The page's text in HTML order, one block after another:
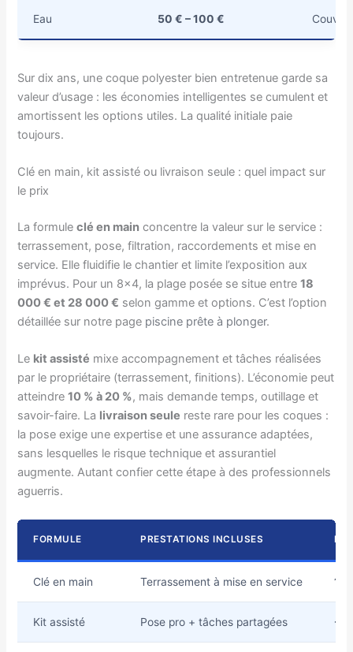
Eau 50 € – 100 €
Sur dix ans, une coque polyester bien entretenue garde sa
valeur d’usage : les économies intelligentes se cumulent et
amortissent les options utiles. La qualité initiale paie
toujours.
Clé en main, kit assisté ou livraison seule : quel impact sur
le prix
La formuleclé en main concentre la valeur sur le service :
terrassement, pose, filtration, raccordements et mise en
service. Elle fluidifie le chantier et limite l’exposition aux
imprévus. Pour un 8×4, la plage posée se situe entre18
000 € et 28 000 € selon gamme et options. C’est l’option
détaillée sur notre page piscine prête à plonger.
Le kit assisté mixe accompagnement et tâches réalisées
par le propriétaire (terrassement, finitions). L’économie peut
atteindre10 % à 20 %, mais demande temps, outillage et
savoir-faire. La livraison seule reste rare pour les coques :
la pose exige une expertise et une assurance adaptées,
sans lesquelles le risque technique et assurantiel
augmente. Autant confier cette étape à des professionnels
aguerris.
FORMULE PRESTATIONS INCLUSES
Clé en main Terrassement à mise en service 18
Kit assisté Pose pro + tâches partagées -